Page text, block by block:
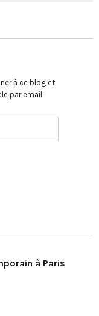
à ce blog et
par email.
à Paris